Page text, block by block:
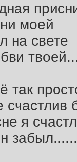
моей
на свете
так
счастлив
я
забыл......